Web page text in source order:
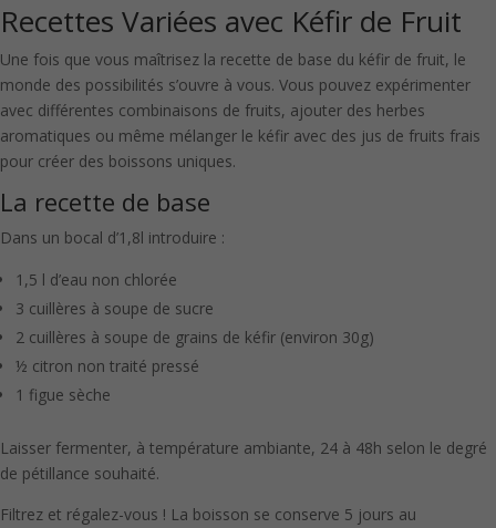
Recettes Variées avec Kéfir de Fruit
Une fois que vous maîtrisez la recette de base du kéfir de fruit, le
monde des possibilités s’ouvre à vous. Vous pouvez expérimenter
avec différentes combinaisons de fruits, ajouter des herbes
aromatiques ou même mélanger le kéfir avec des jus de fruits frais
pour créer des boissons uniques.
La recette de base
Dans un bocal d’1,8l introduire :
1,5 l d’eau non chlorée
3 cuillères à soupe de sucre
2 cuillères à soupe de grains de kéfir (environ 30g)
½ citron non traité pressé
1 figue sèche
Laisser fermenter, à température ambiante, 24 à 48h selon le degré
de pétillance souhaité.
Filtrez et régalez-vous ! La boisson se conserve 5 jours au